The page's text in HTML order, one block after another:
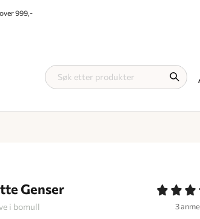
999,-
Genser
i bomull 3